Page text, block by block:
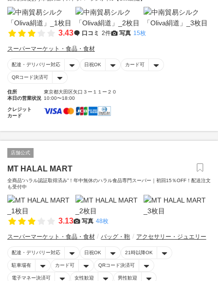
3.43 口コミ 2件 写真 15枚
スーパーマーケット・食品・食材
配達・デリバリー対応 日祝OK カード可
QRコード決済可
住所
東京都大田区矢口３ー１１ー２０
本日の営業状況 10:00〜18:00
クレジット
カード
店舗公式
MT HALAL MART
全商品“ハラル認証取得済み”！年中無休のハラル食品専門スーパー｜初回15％OFF！配送注文
も受付中
3.13 写真 48枚
スーパーマーケット・食品・食材 バッグ・鞄 アクセサリー・ジュエリー
配達・デリバリー対応 日祝OK 21時以降OK
駐車場有 カード可 QRコード決済可
電子マネー決済可 女性歓迎 男性歓迎